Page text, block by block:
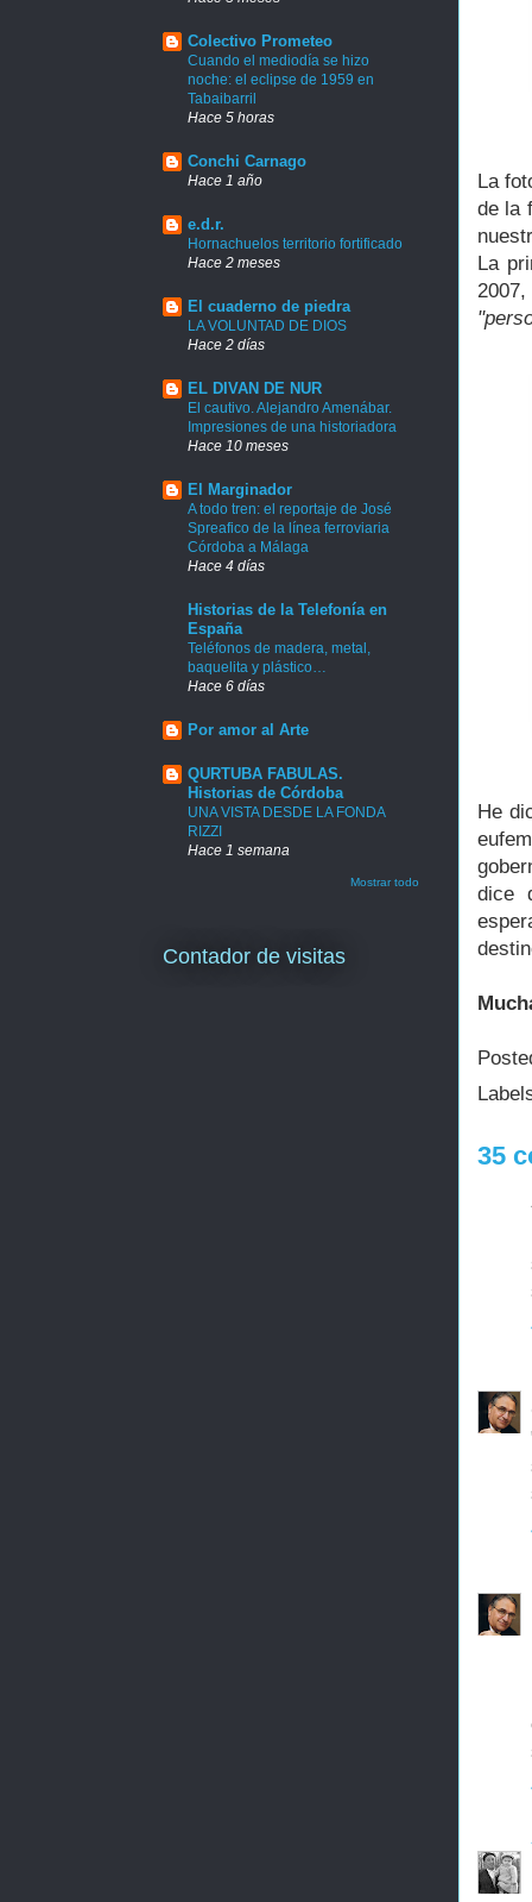
La
de la
La
He
dice
35
Colectivo Prometeo
Cuando el mediodía se hizo
noche: el eclipse de 1959 en
Tabaibarril
Hace 5 horas
Conchi Carnago
Hace 1 año
e.d.r.
Hornachuelos territorio fortificado
Hace 2 meses
El cuaderno de piedra
LA VOLUNTAD DE DIOS
Hace 2 días
EL DIVAN DE NUR
El cautivo. Alejandro Amenábar.
Impresiones de una historiadora
Hace 10 meses
El Marginador
A todo tren: el reportaje de José
Spreafico de la línea ferroviaria
Córdoba a Málaga
Hace 4 días
Historias de la Telefonía en
España
Teléfonos de madera, metal,
baquelita y plástico…
Hace 6 días
Por amor al Arte
QURTUBA FABULAS.
Historias de Córdoba
UNA VISTA DESDE LA FONDA
RIZZI
Hace 1 semana
Mostrar todo
Contador de visitas